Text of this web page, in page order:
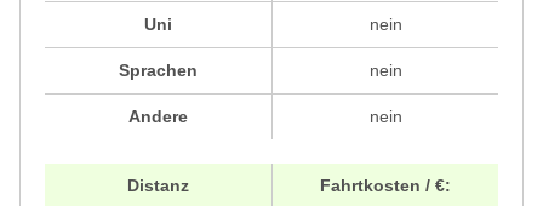
Uni
Sprachen
Andere
nein
nein
nein
Distanz Fahrtkosten / €: